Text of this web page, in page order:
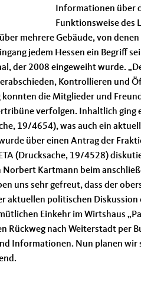
Informationen über
Funktionsweise des
mehrere Gebäude, von
jedem Hessen ein Begriff
der 2008 eingeweiht wurde.
Kontrollieren und
die Mitglieder und
verfolgen. Inhaltlich ging
19/4654), was auch ein
über einen Antrag der
(Drucksache, 19/4528)
Kartmann beim
uns sehr gefreut, dass der
aktuellen politischen Diskussion
Einkehr im Wirtshaus
Rückweg nach Weiterstadt per
Informationen. Nun planen wir